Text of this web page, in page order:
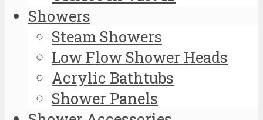
Showers
Steam Showers
Low Flow Shower Heads
Acrylic Bathtubs
Shower Panels